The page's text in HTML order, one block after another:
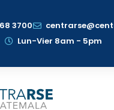
3700
Lun-Vier 8am - 5pm